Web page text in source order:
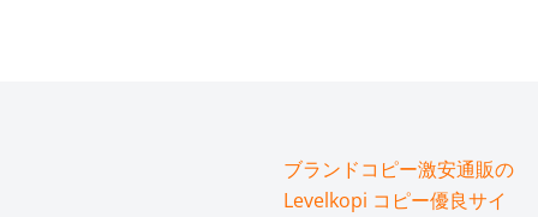
ブランドコピー激安通販の
Levelkopi コピー優良サイ